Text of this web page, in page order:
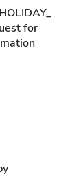
for